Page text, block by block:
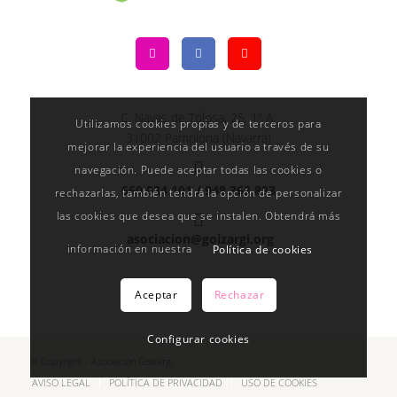
C. Navas de Tolosa, 25, 1º A,
660 034 101 / 948 363 883
AVISO LEGAL
POLÍTICA DE PRIVACIDAD USO DE COOKIES
Utilizamos cookies propias y de terceros para
mejorar la experiencia del usuario a través de su
navegación. Puede aceptar todas las cookies o
rechazarlas, también tendrá la opción de personalizar
las cookies que desea que se instalen. Obtendrá más
información en nuestra Política de cookies
Aceptar Rechazar
Configurar cookies